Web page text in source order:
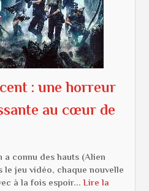
: une horreur
au cœur de
connu des hauts (Alien
le jeu vidéo, chaque nouvelle
à la fois espoir...Lire la